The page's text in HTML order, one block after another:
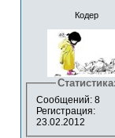
Кодер
Статистика:
Сообщений: 8
Регистрация:
23.02.2012